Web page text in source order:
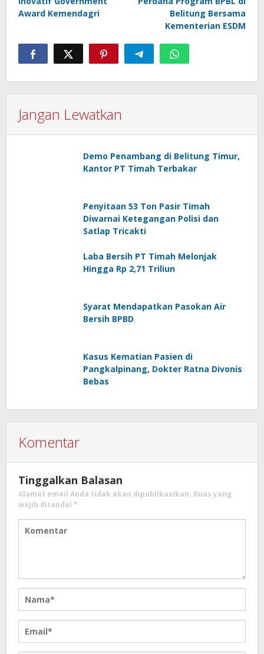
Award Kemendagri
Belitung Bersama
Kementerian ESDM
Jangan Lewatkan
Demo Penambang di Belitung Timur,
Kantor PT Timah Terbakar
Penyitaan 53 Ton Pasir Timah
Diwarnai Ketegangan Polisi dan
Satlap Tricakti
Laba Bersih PT Timah Melonjak
Hingga Rp 2,71 Triliun
Syarat Mendapatkan Pasokan Air
Bersih BPBD
Kasus Kematian Pasien di
Pangkalpinang, Dokter Ratna Divonis
Bebas
Komentar
Tinggalkan Balasan
Alamat email Anda tidak akan dipublikasikan. Ruas yang
wajib ditandai *